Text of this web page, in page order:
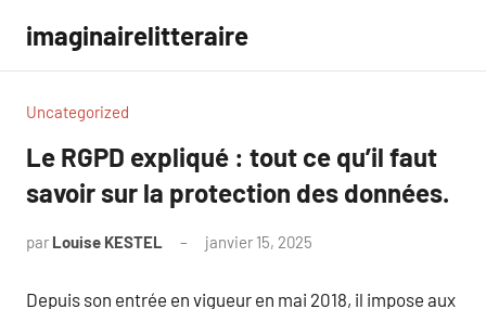
contenu
imaginairelitteraire
Uncategorized
Le RGPD expliqué : tout ce qu’il faut
savoir sur la protection des données.
par Louise KESTEL janvier 15, 2025
Depuis son entrée en vigueur en mai 2018, il impose aux